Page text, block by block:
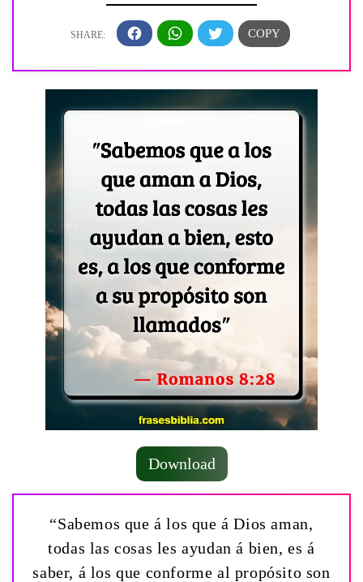
Download
“Sabemos que á los que á Dios aman,
todas las cosas les ayudan á bien, es á
saber, á los que conforme al propósito son